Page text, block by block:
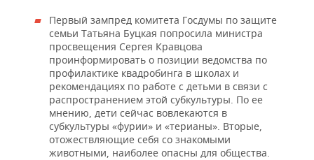
Первый зампред комитета Госдумы по защите
семьи Татьяна Буцкая попросила министра
просвещения Сергея Кравцова
проинформировать о позиции ведомства по
профилактике квадробинга в школах и
рекомендациях по работе с детьми в связи с
распространением этой субкультуры. По ее
мнению, дети сейчас вовлекаются в
субкультуры «фурии» и «терианы». Вторые,
отожествляющие себя со знакомыми
животными, наиболее опасны для общества.